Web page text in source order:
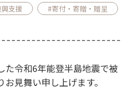
支援 #寄付・寄贈・贈呈
た令和6年能登半島地震で被
見舞い申し上げます。